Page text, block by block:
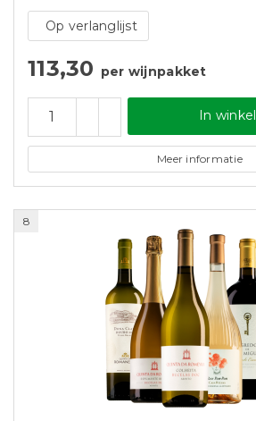
Op verlanglijst
113,30 per wijnpakket
In
Meer informatie
8